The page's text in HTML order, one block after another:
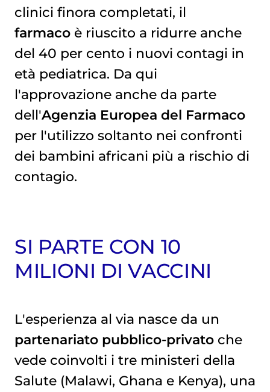
clinici finora completati, il
farmacoè riuscito a ridurre anche
del 40 per cento i nuovi contagi in
età pediatrica. Da qui
l'approvazione anche da parte
dell'Agenzia Europea del Farmaco
per l'utilizzo soltanto nei confronti
dei bambini africani più a rischio di
contagio.
SI PARTE CON 10
MILIONI DI VACCINI
L'esperienza al via nasce da un
partenariato pubblico-privatoche
vede coinvolti i tre ministeri della
Salute (Malawi, Ghana e Kenya), una